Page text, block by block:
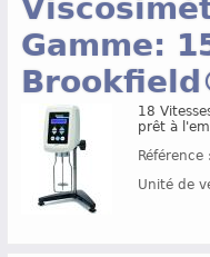
Gamme:
18
prêt à
Unité de